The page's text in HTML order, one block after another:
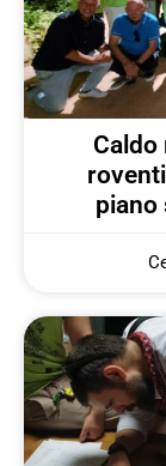
Caldo
piano